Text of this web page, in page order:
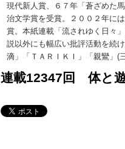
現代新人賞、６７年「蒼ざめた
治文学賞を受賞。２００２年に
賞。本紙連載「流されゆく日々
説以外にも幅広い批評活動を続
滴 」「ＴＡＲＩＫＩ」「 親鸞 」(
連載12347回 体と